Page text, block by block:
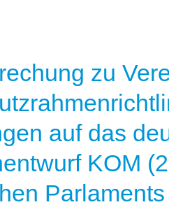
zu
auf das
KOM